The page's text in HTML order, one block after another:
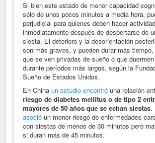
Si bien este estado de menor capacidad
sólo de unos pocos minutos a media hora,
perjudicial para quienes deben hacer
inmediatamente después de despertarse de
siesta. El deterioro y la desorientación
son más graves, y pueden durar más
que se ven privadas de sueño o que
durante períodos más largos, según la
Sueño de Estados Unidos.
En China un estudio encontró una relación
riesgo de diabetes mellitus o de tipo 2
mayores de 50 años que se echan siestas.
asoció un menor riesgo de enfermedades
con siestas de menos de 30 minutos pero
si duran más de 45 minutos.